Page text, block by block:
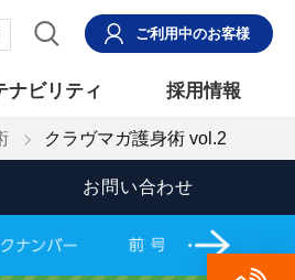
ご利用中のお客様
ナビリティ 採用情報
クラヴマガ護身術 vol.2
お問い合わせ